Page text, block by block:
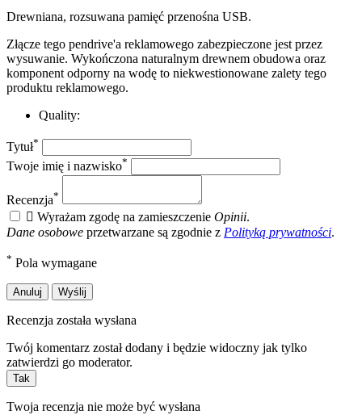
Drewniana, rozsuwana pamięć przenośna USB.
Złącze tego pendrive'a reklamowego zabezpieczone jest przez
wysuwanie. Wykończona naturalnym drewnem obudowa oraz
komponent odporny na wodę to niekwestionowane zalety tego
produktu reklamowego.
Quality:
Tytuł*
Twoje imię i nazwisko*
Recenzja*
 Wyrażam zgodę na zamieszczenie Opinii.
Dane osobowe przetwarzane są zgodnie z Polityką prywatności.
* Pola wymagane
Anuluj Wyślij
Recenzja została wysłana
Twój komentarz został dodany i będzie widoczny jak tylko
zatwierdzi go moderator.
Tak
Twoja recenzja nie może być wysłana